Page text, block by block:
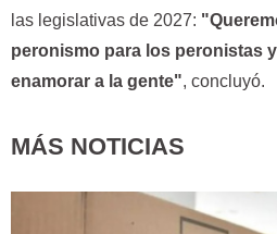
las legislativas de 2027:
peronismo para los peronistas
enamorar a la gente", concluyó.
MÁS NOTICIAS